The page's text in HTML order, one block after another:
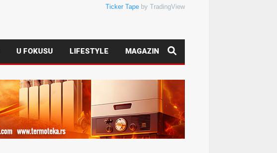
Ticker Tape by TradingView
U FOKUSU LIFESTYLE MAGAZIN